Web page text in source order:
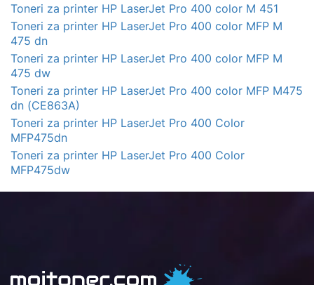
Toneri za printer HP LaserJet Pro 400 color M 451
Toneri za printer HP LaserJet Pro 400 color MFP M
475 dn
Toneri za printer HP LaserJet Pro 400 color MFP M
475 dw
Toneri za printer HP LaserJet Pro 400 color MFP M475
dn (CE863A)
Toneri za printer HP LaserJet Pro 400 Color
MFP475dn
Toneri za printer HP LaserJet Pro 400 Color
MFP475dw